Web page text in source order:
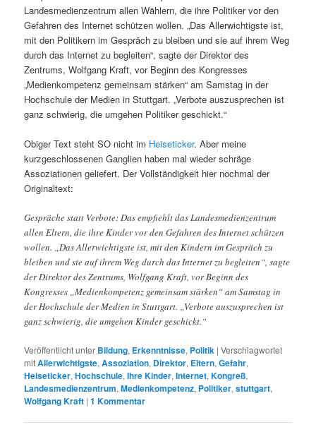
Landesmedienzentrum allen Wählern, die ihre Politiker vor den
Gefahren des Internet schützen wollen. „Das Allerwichtigste ist,
mit den Politikern im Gespräch zu bleiben und sie auf ihrem Weg
durch das Internet zu begleiten“, sagte der Direktor des
Zentrums, Wolfgang Kraft, vor Beginn des Kongresses
„Medienkompetenz gemeinsam stärken“ am Samstag in der
Hochschule der Medien in Stuttgart. „Verbote auszusprechen ist
ganz schwierig, die umgehen Politiker geschickt.“
Obiger Text steht SO nicht im Heiseticker. Aber meine
kurzgeschlossenen Ganglien haben mal wieder schräge
Assoziationen geliefert. Der Vollständigkeit hier nochmal der
Originaltext:
Gespräche statt Verbote: Das empfiehlt das Landesmedienzentrum
allen Eltern, die ihre Kinder vor den Gefahren des Internet schützen
wollen. „Das Allerwichtigste ist, mit den Kindern im Gespräch zu
bleiben und sie auf ihrem Weg durch das Internet zu begleiten“, sagte
der Direktor des Zentrums, Wolfgang Kraft, vor Beginn des
Kongresses „Medienkompetenz gemeinsam stärken“ am Samstag in
der Hochschule der Medien in Stuttgart. „Verbote auszusprechen ist
ganz schwierig, die umgehen Kinder geschickt.“
Veröffentlicht unter Bildung, Erkenntnisse, Politik |Verschlagwortet
mitAllerwichtigste,Assoziation, Direktor, Eltern,Gefahr,
Heiseticker,Hochschule,Ihre Kinder,Internet,Kongreß,
Landesmedienzentrum,Medienkompetenz, Politiker,stuttgart,
Wolfgang Kraft |1 Kommentar